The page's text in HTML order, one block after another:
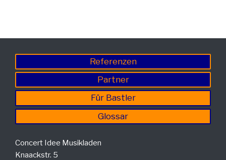
Referenzen
Partner
Für Bastler
Glossar
Concert Idee Musikladen
Knaackstr. 5